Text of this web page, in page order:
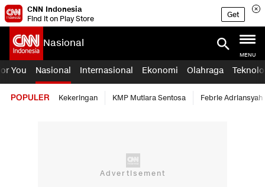
CNN Indonesia
Find it on Play Store
Get
Nasional
MENU
You Nasional Internasional Ekonomi Olahraga
POPULER Kekeringan KMP Mutiara Sentosa Febrie Adriansyah